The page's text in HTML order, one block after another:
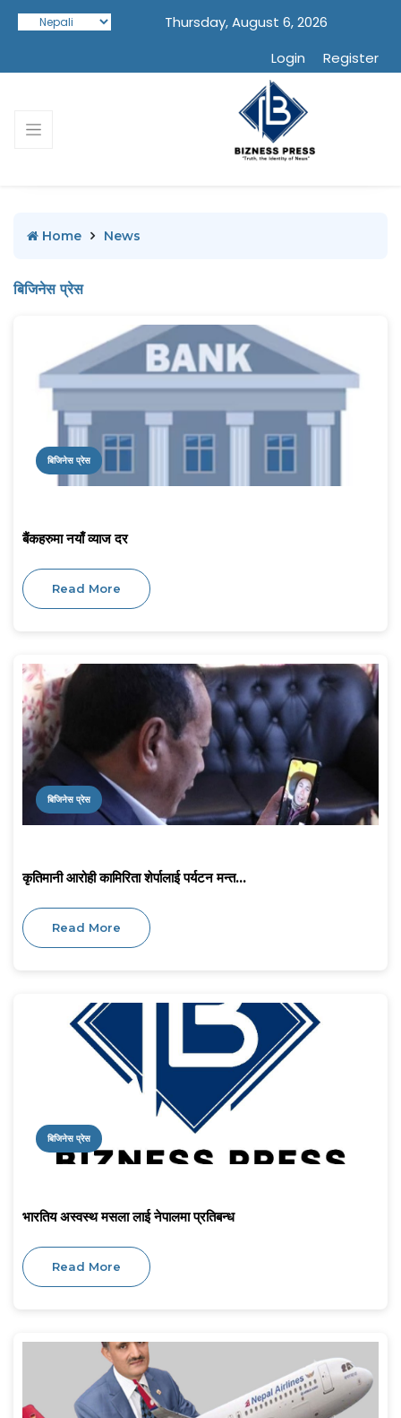
Thursday, August 6, 2026
Login
Register
Home News
बिजिनेस प्रेस
बिजिनेस प्रेस
बैंकहरुमा नयाँ व्याज दर
Read More
बिजिनेस प्रेस
कृतिमानी आरोही कामिरिता शेर्पालाई पर्यटन मन्त...
Read More
बिजिनेस प्रेस
भारतिय अस्वस्थ मसला लाई नेपालमा प्रतिबन्ध
Read More